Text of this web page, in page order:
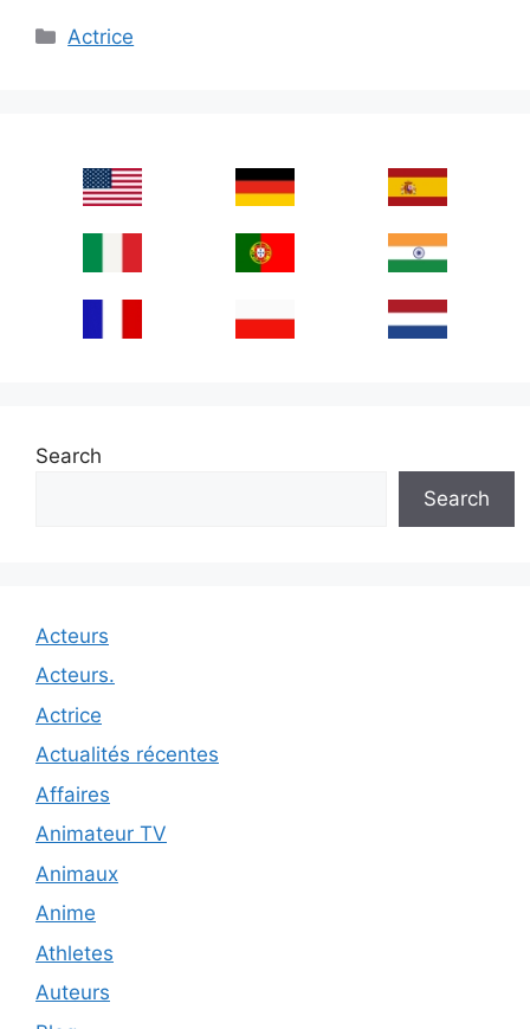
Categories
Actrice
Search
Search
Acteurs
Acteurs.
Actrice
Actualités récentes
Affaires
Animateur TV
Animaux
Anime
Athletes
Auteurs